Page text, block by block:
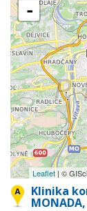
-
Leaflet | ©
Klinika